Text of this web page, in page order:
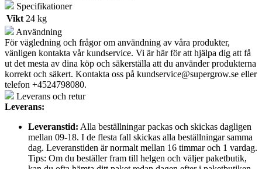
Specifikationer
Vikt 24 kg
Användning
För vägledning och frågor om användning av våra produkter,
vänligen kontakta vår kundservice. Vi är här för att hjälpa dig att få
ut det mesta av dina köp och säkerställa att du använder produkterna
korrekt och säkert. Kontakta oss på kundservice@supergrow.se eller
telefon +4524798080.
Leverans och retur
Leverans:
Leveranstid: Alla beställningar packas och skickas dagligen
mellan 09-18. I de flesta fall skickas alla beställningar samma
dag. Leveranstiden är normalt mellan 16 timmar och 1 vardag.
Tips: Om du beställer fram till helgen och väljer paketbutik,